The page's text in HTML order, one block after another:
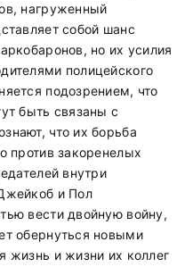
нагруженный
собой шанс
но их усилия
полицейского
подозрением, что
быть связаны с
что их борьба
против закоренелых
внутри
и Пол
вести двойную войну,
обернуться новыми
жизнь и жизни их коллег